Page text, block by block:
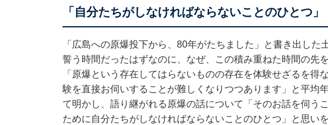
「自分たちがしなければならないことのひとつ」
「広島への原爆投下から、80年がたちました」と書き出し
誓う時間だったはずなのに、なぜ、この積み重ねた時間の先
「原爆という存在してはらないものの存在を体験せざるを得
験を直接お伺いすることが難しくなりつつあります」と平均
て明かし、語り継がれる原爆の話について「そのお話を伺う
ために自分たちがしなければならないことのひとつ」と思い